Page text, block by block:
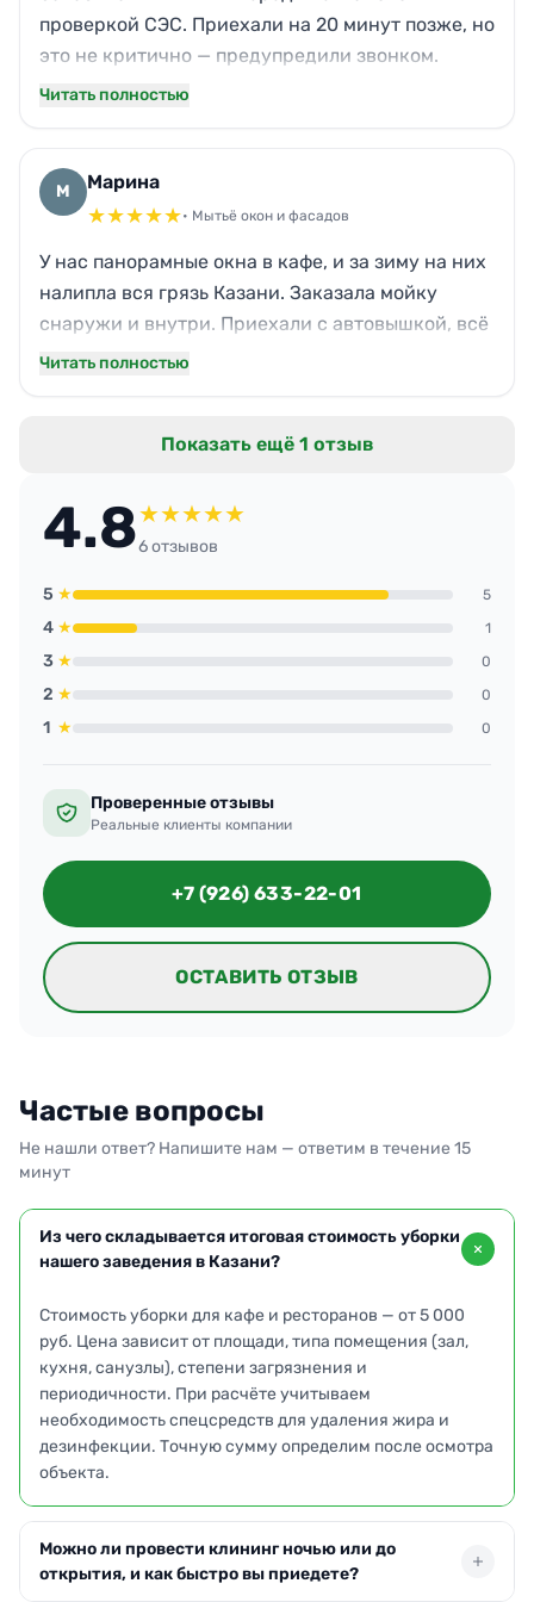
проверкой СЭС. Приехали на 20 минут позже, но
это не критично — предупредили звонком.
Отмыли всё, даже застарелый налёт с кафеля на
потом заметила. А так — пар вырывался изо всех
щелей, дезинфекция по уму. В целом, довольна,
Читать полностью
М Марина
★★★★★• Мытьё окон и фасадов
У нас панорамные окна в кафе, и за зиму на них
налипла вся грязь Казани. Заказала мойку
снаружи и внутри. Приехали с автовышкой, всё
сделали аккуратно, без разводов. Теперь
безопасные средства — у меня дочка часто в
Читать полностью
Показать ещё 1 отзыв
4.8★★★★★
6 отзывов
5 ★ 5
4 ★ 1
3 ★ 0
2 ★ 0
1 ★ 0
Проверенные отзывы
Реальные клиенты компании
+7 (926) 633-22-01
ОСТАВИТЬ ОТЗЫВ
Частые вопросы
Не нашли ответ? Напишите нам — ответим в течение 15
минут
Из чего складывается итоговая стоимость уборки
нашего заведения в Казани?
Стоимость уборки для кафе и ресторанов — от 5 000
руб. Цена зависит от площади, типа помещения (зал,
кухня, санузлы), степени загрязнения и
периодичности. При расчёте учитываем
необходимость спецсредств для удаления жира и
дезинфекции. Точную сумму определим после осмотра
объекта.
Можно ли провести клининг ночью или до
открытия, и как быстро вы приедете?